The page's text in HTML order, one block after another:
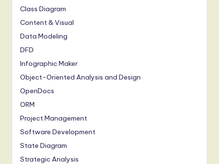
Class Diagram
Content & Visual
Data Modeling
DFD
Infographic Maker
Object-Oriented Analysis and Design
OpenDocs
ORM
Project Management
Software Development
State Diagram
Strategic Analysis